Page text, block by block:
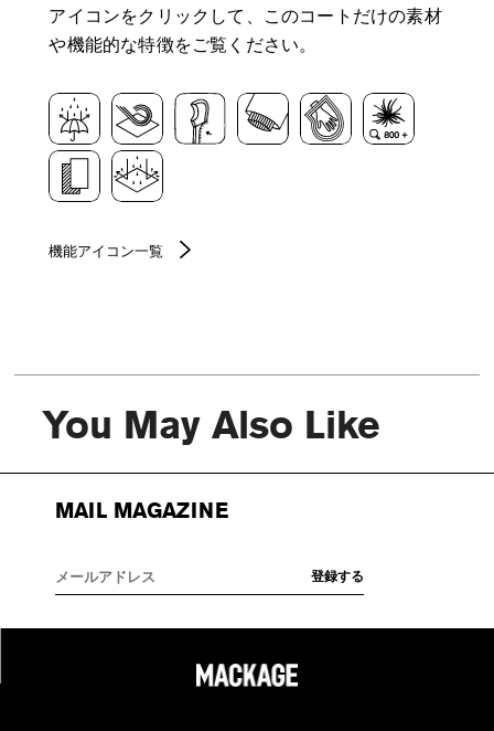
アイコンをクリックして、このコートだけの素材
や機能的な特徴をご覧ください。
機能アイコン一覧
You May Also Like
MAIL MAGAZINE